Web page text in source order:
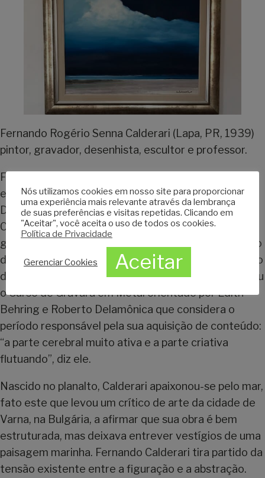
Fernando Rogério Senna Calderari (Lapa, PR, 1939)
pintor, gravador, desenhista, escultor e professor.
Formou-se no Curso de Pintura da Escola de Música
e Belas Artes do Paraná em 1962 e no Curso de
Didática Especial em Desenho na Universidade
Católica do Paraná em 1963. Estagiou no ateliê de
gravura em metal do Museu de Arte Moderna do Rio
de Janeiro (1965) com Bolsa da Secretaria de Estado
da Educação e Cultura do Paraná quando frequentou
o Curso de Gravura em Metal orientado por Edith
Behring e Roberto Delamônica que considera o
período responsável pela sua aquisição de conteúdo:
“a parte cerebral muito ativa e a parte criativa
flutuando”, diz ele.
Nascido no planalto, Calderari apaixonou-se pelo mar,
fato este que levou um crítico de arte da cidade de
Varna, na Bulgária, a afirmar que sua obra é bem
estruturada, mas deixava entrever vestígios de uma
paisagem marinha. Fernando Calderari tira partido da
tensão existente entre a figuração e a abstração.
Nós utilizamos cookies em nosso site para proporcionar
uma experiência mais relevante através da lembrança
de suas preferências e visitas repetidas. Clicando em
"Aceitar", você aceita o uso de todos os cookies.
Política de Privacidade
Gerenciar Cookies Aceitar